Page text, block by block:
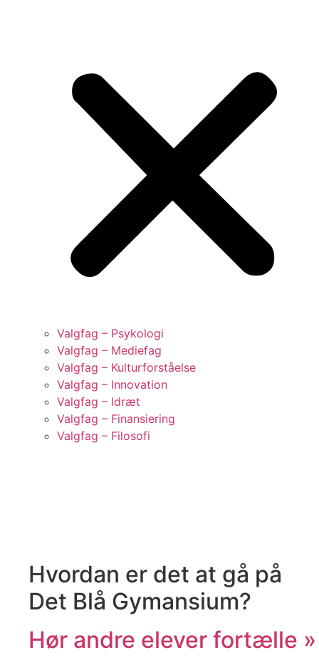
Valgfag – Psykologi
Valgfag – Mediefag
Valgfag – Kulturforståelse
Valgfag – Innovation
Valgfag – Idræt
Valgfag – Finansiering
Valgfag – Filosofi
Hvordan er det at gå på
Det Blå Gymansium?
Hør andre elever fortælle »